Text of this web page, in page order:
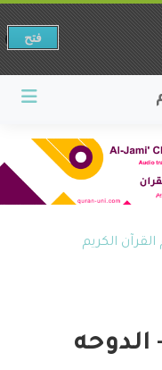
الكريم
الدوحه
فتح